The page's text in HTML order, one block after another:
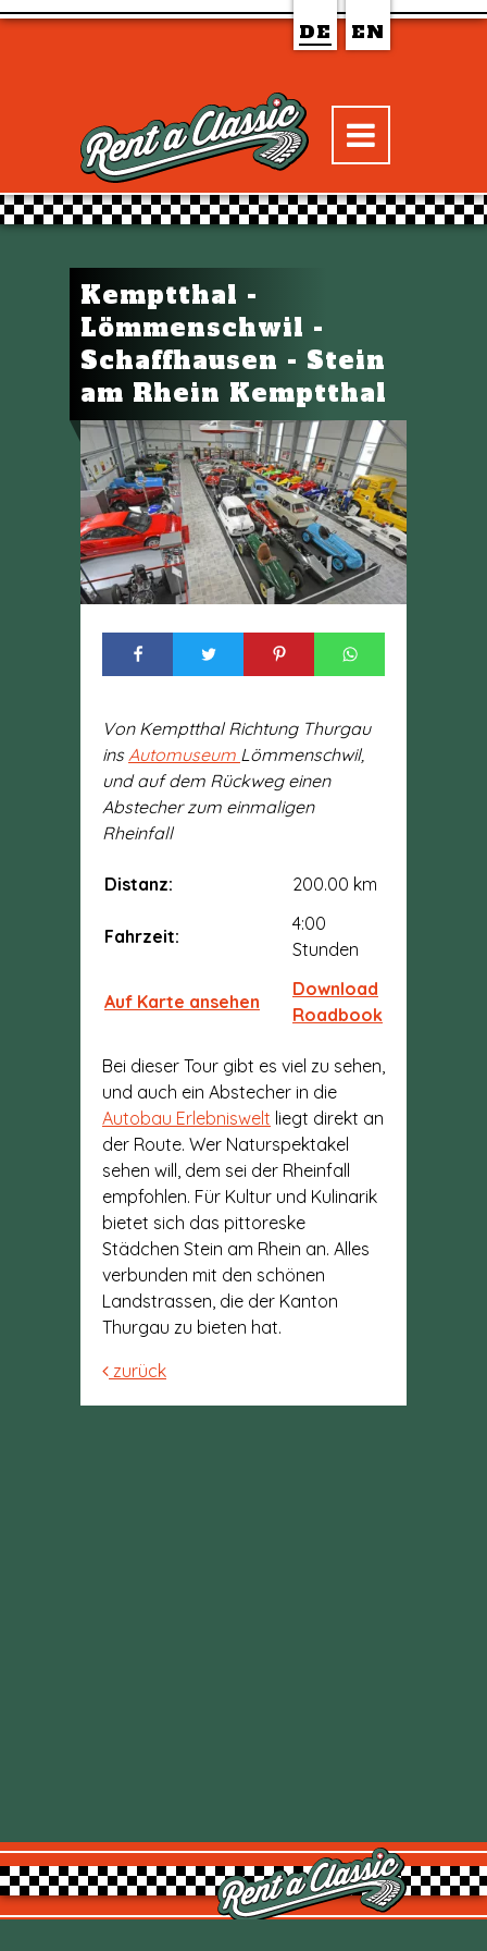
DE EN
Kemptthal -
Lömmenschwil -
Schaffhausen - Stein
am Rhein Kemptthal
Von Kemptthal Richtung Thurgau
ins Automuseum Lömmenschwil,
und auf dem Rückweg einen
Abstecher zum einmaligen
Rheinfall
Distanz: 200.00 km
Fahrzeit:
4:00
Stunden
Auf Karte ansehen
Download
Roadbook
Bei dieser Tour gibt es viel zu sehen,
und auch ein Abstecher in die
Autobau Erlebniswelt liegt direkt an
der Route. Wer Naturspektakel
sehen will, dem sei der Rheinfall
empfohlen. Für Kultur und Kulinarik
bietet sich das pittoreske
Städchen Stein am Rhein an. Alles
verbunden mit den schönen
Landstrassen, die der Kanton
Thurgau zu bieten hat.
zurück